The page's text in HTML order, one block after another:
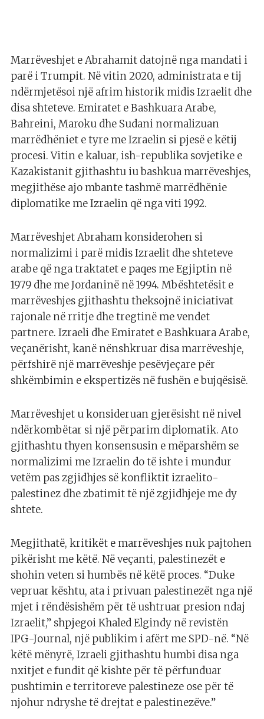
Marrëveshjet e Abrahamit datojnë nga mandati i
parë i Trumpit. Në vitin 2020, administrata e tij
ndërmjetësoi një afrim historik midis Izraelit dhe
disa shteteve. Emiratet e Bashkuara Arabe,
Bahreini, Maroku dhe Sudani normalizuan
marrëdhëniet e tyre me Izraelin si pjesë e këtij
procesi. Vitin e kaluar, ish-republika sovjetike e
Kazakistanit gjithashtu iu bashkua marrëveshjes,
megjithëse ajo mbante tashmë marrëdhënie
diplomatike me Izraelin që nga viti 1992.
Marrëveshjet Abraham konsiderohen si
normalizimi i parë midis Izraelit dhe shteteve
arabe që nga traktatet e paqes me Egjiptin në
1979 dhe me Jordaninë në 1994. Mbështetësit e
marrëveshjes gjithashtu theksojnë iniciativat
rajonale në rritje dhe tregtinë me vendet
partnere. Izraeli dhe Emiratet e Bashkuara Arabe,
veçanërisht, kanë nënshkruar disa marrëveshje,
përfshirë një marrëveshje pesëvjeçare për
shkëmbimin e ekspertizës në fushën e bujqësisë.
Marrëveshjet u konsideruan gjerësisht në nivel
ndërkombëtar si një përparim diplomatik. Ato
gjithashtu thyen konsensusin e mëparshëm se
normalizimi me Izraelin do të ishte i mundur
vetëm pas zgjidhjes së konfliktit izraelito-
palestinez dhe zbatimit të një zgjidhjeje me dy
shtete.
Megjithatë, kritikët e marrëveshjes nuk pajtohen
pikërisht me këtë. Në veçanti, palestinezët e
shohin veten si humbës në këtë proces. “Duke
vepruar kështu, ata i privuan palestinezët nga një
mjet i rëndësishëm për të ushtruar presion ndaj
Izraelit,” shpjegoi Khaled Elgindy në revistën
IPG-Journal, një publikim i afërt me SPD-në. “Në
këtë mënyrë, Izraeli gjithashtu humbi disa nga
nxitjet e fundit që kishte për të përfunduar
pushtimin e territoreve palestineze ose për të
njohur ndryshe të drejtat e palestinezëve.”